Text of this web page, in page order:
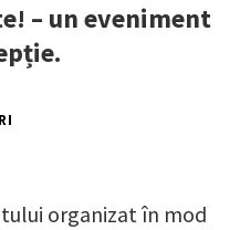
– un eveniment
organizat în mod